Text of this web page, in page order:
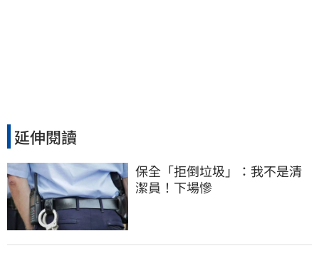
延伸閱讀
保全「拒倒垃圾」：我不是清
潔員！下場慘